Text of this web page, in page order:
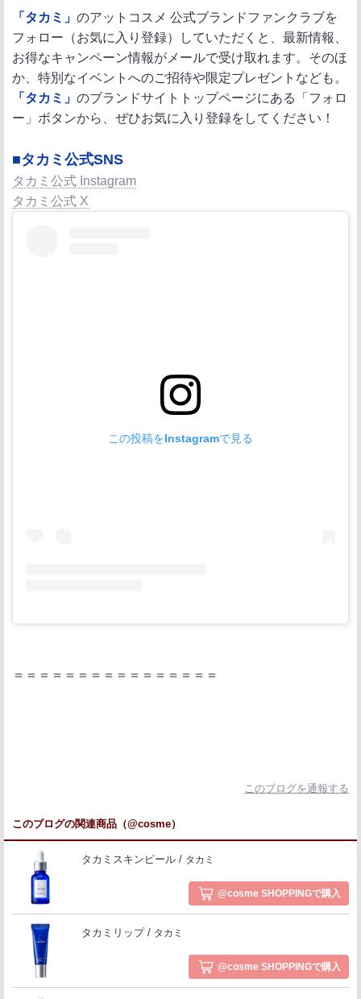
「タカミ」 のアットコスメ 公式ブランドファンクラブを
フォロー（お気に入り登録）していただくと、最新情報、
お得なキャンペーン情報がメールで受け取れます。そのほ
か、特別なイベントへのご招待や限定プレゼントなども。
「タカミ」 のブランドサイトトップページにある「フォロ
ー」ボタンから、ぜひお気に入り登録をしてください！
■タカミ公式SNS
タカミ公式 Instagram
タカミ公式 X
この投稿をInstagramで見る
＝＝＝＝＝＝＝＝＝＝＝＝＝＝＝＝
このブログを通報する
このブログの関連商品（@cosme）
タカミスキンピール タカミ
@cosme SHOPPINGで購入
タカミリップ タカミ
@cosme SHOPPINGで購入